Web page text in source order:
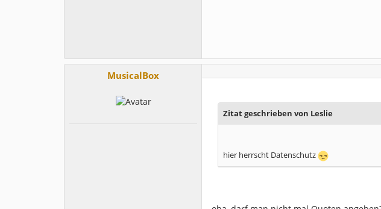
MusicalBox
Zitat geschrieben von Leslie
hier herrscht Datenschutz